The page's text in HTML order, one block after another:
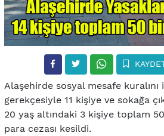
Alaşehirde sosyal mesafe
gerekçesiyle 11 kişiye ve sokağa
20 yaş altındaki 3 kişiye toplam
para cezası kesildi.